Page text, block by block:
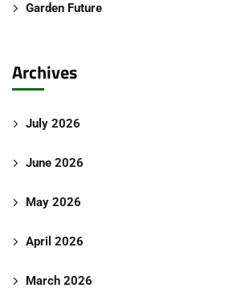
Garden Future
Archives
July 2026
June 2026
May 2026
April 2026
March 2026